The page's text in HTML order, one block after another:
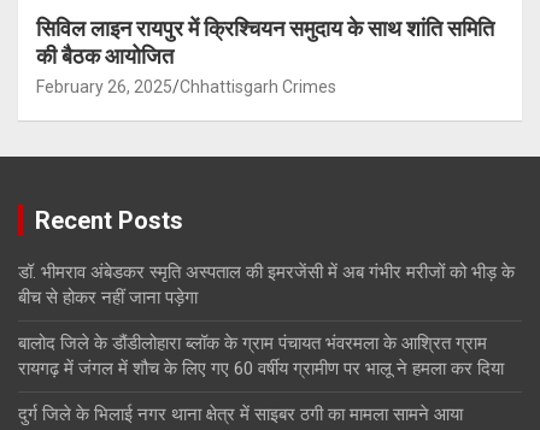
सिविल लाइन रायपुर में क्रिश्चियन समुदाय के साथ शांति समिति
की बैठक आयोजित
February 26, 2025 Chhattisgarh Crimes
Recent Posts
डॉ. भीमराव अंबेडकर स्मृति अस्पताल की इमरजेंसी में अब गंभीर मरीजों को भीड़ के
बीच से होकर नहीं जाना पड़ेगा
बालोद जिले के डौंडीलोहारा ब्लॉक के ग्राम पंचायत भंवरमला के आश्रित ग्राम
रायगढ़ में जंगल में शौच के लिए गए 60 वर्षीय ग्रामीण पर भालू ने हमला कर दिया
दुर्ग जिले के भिलाई नगर थाना क्षेत्र में साइबर ठगी का मामला सामने आया